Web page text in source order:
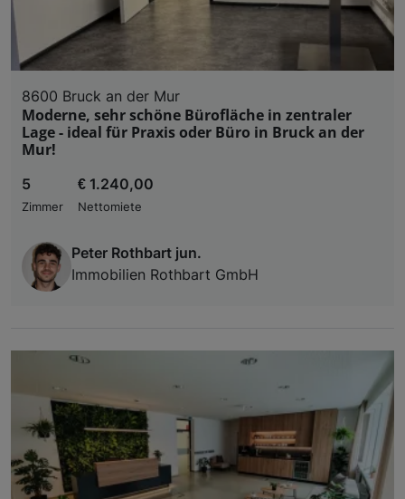
8600 Bruck an der Mur
Moderne, sehr schöne Bürofläche in zentraler
Lage - ideal für Praxis oder Büro in Bruck an der
Mur!
5
Zimmer
€ 1.240,00
Nettomiete
Peter Rothbart jun.
Immobilien Rothbart GmbH